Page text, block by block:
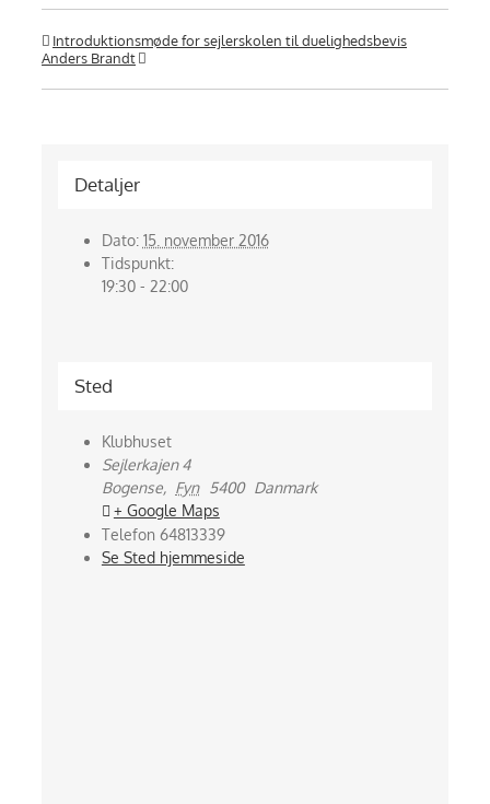
Introduktionsmøde for sejlerskolen til duelighedsbevis
Anders Brandt
Detaljer
Dato: 15. november 2016
Tidspunkt:
19:30 - 22:00
Sted
Klubhuset
Sejlerkajen 4
Bogense, Fyn 5400 Danmark
+ Google Maps
Telefon 64813339
Se Sted hjemmeside